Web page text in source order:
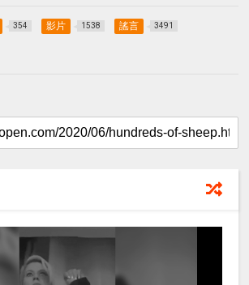
354 影片 1538 謠言 3491